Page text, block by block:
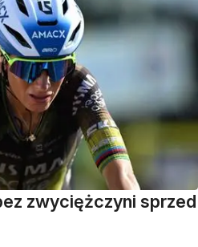
zwyciężczyni sprzed